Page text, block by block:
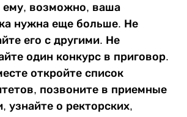
ему, возможно, ваша
нужна еще больше. Не
его с другими. Не
один конкурс в приговор.
откройте список
позвоните в приемные
узнайте о ректорских,